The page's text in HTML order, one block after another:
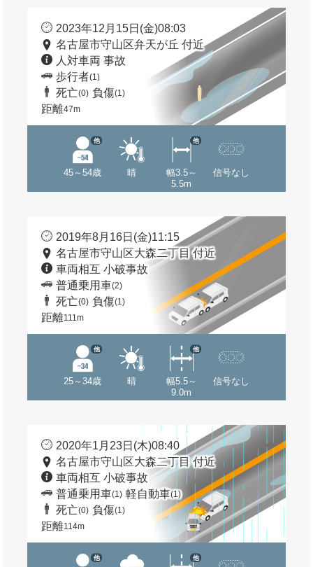
2023年12月15日(金)08:03
名古屋市守山区弁天が丘 付近
人対車両 事故
歩行者(1)
死亡(0) 負傷(1)
距離47m
45～54歳
他
晴
幅3.5～
5.5m
他
信号なし
2019年8月16日(金)11:15
名古屋市守山区大森二丁目 付近
車両相互 小破事故
普通乗用車(2)
死亡(0) 負傷(1)
距離111m
25～34歳
他
晴
幅5.5～
9.0m
他
信号なし
2020年1月23日(木)08:40
名古屋市守山区大森二丁目 付近
車両相互 小破事故
普通乗用車(1) 軽自動車(1)
死亡(0) 負傷(1)
距離114m
他 他